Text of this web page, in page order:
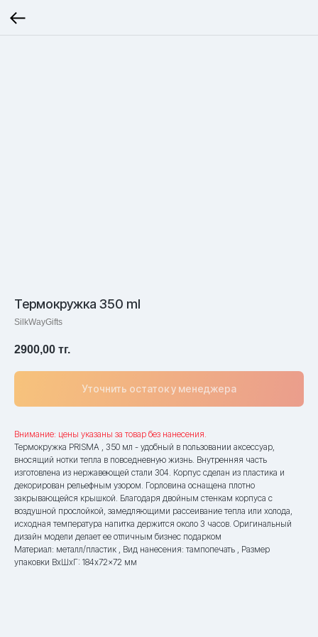
Термокружка 350 ml
SilkWayGifts
2900,00 тг.
Уточнить остаток у менеджера
Внимание: цены указаны за товар без нанесения.
Термокружка PRISMA , 350 мл - удобный в пользовании аксессуар,
вносящий нотки тепла в повседневную жизнь. Внутренняя часть
изготовлена из нержавеющей стали 304. Корпус сделан из пластика и
декорирован рельефным узором. Горловина оснащена плотно
закрывающейся крышкой. Благодаря двойным стенкам корпуса с
воздушной прослойкой, замедляющими рассеивание тепла или холода,
исходная температура напитка держится около 3 часов. Оригинальный
дизайн модели делает ее отличным бизнес подарком
Материал: металл/пластик , Вид нанесения: тампопечать , Размер
упаковки ВxШxГ: 184x72x72 мм